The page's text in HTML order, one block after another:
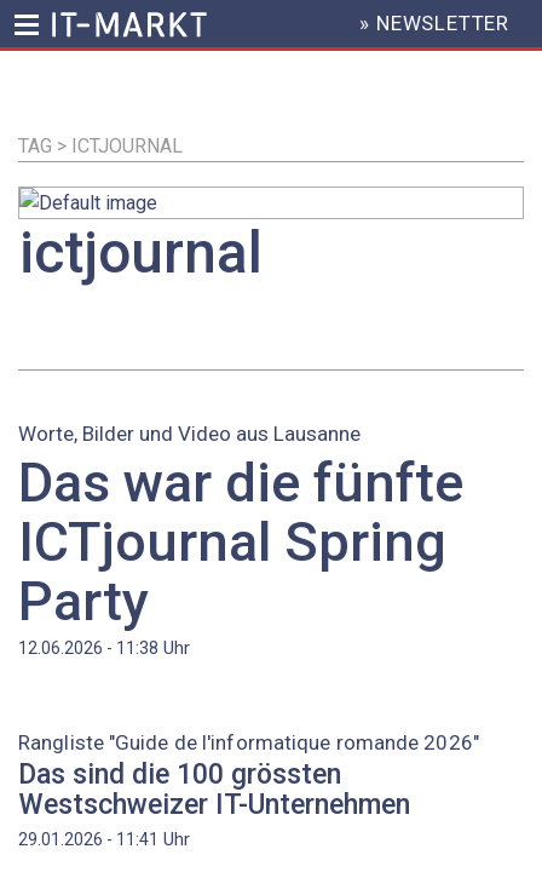
Inhalt
HEADER
MENU
» NEWSLETTER
TAG > ICTJOURNAL
ictjournal
Worte, Bilder und Video aus Lausanne
Das war die fünfte
ICTjournal Spring
Party
12.06.2026 - 11:38 Uhr
Rangliste "Guide de l'informatique romande 2026"
Das sind die 100 grössten
Westschweizer IT-Unternehmen
29.01.2026 - 11:41 Uhr